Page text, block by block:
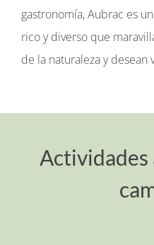
gastronomía, Aubrac es
rico y diverso que
de la naturaleza y desean